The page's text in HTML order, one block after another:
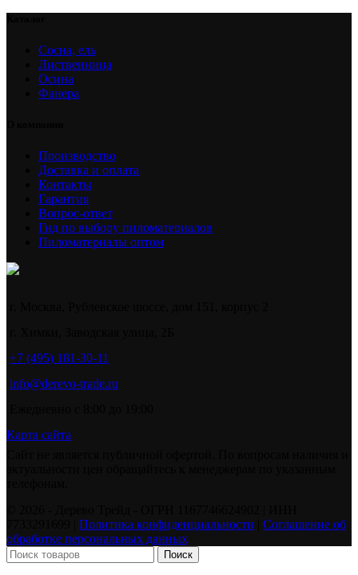
Сосна, ель
Лиственница
Осина
Фанера
Производство
Доставка и оплата
Контакты
Гарантия
Вопрос-ответ
Гид по выбору пиломатериалов
Пиломатериалы оптом
+7 (495) 181-30-11
info@derevo-trade.ru
Карта сайта
Политика конфиденциальности
Соглашение об
обработке персональных данных
Поиск